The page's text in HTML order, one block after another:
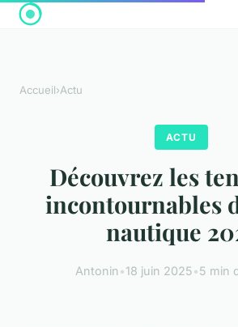
Accueil›Actu
ACTU
Découvrez les
incontournables
nautique
Antonin•18 juin 2025•5 min